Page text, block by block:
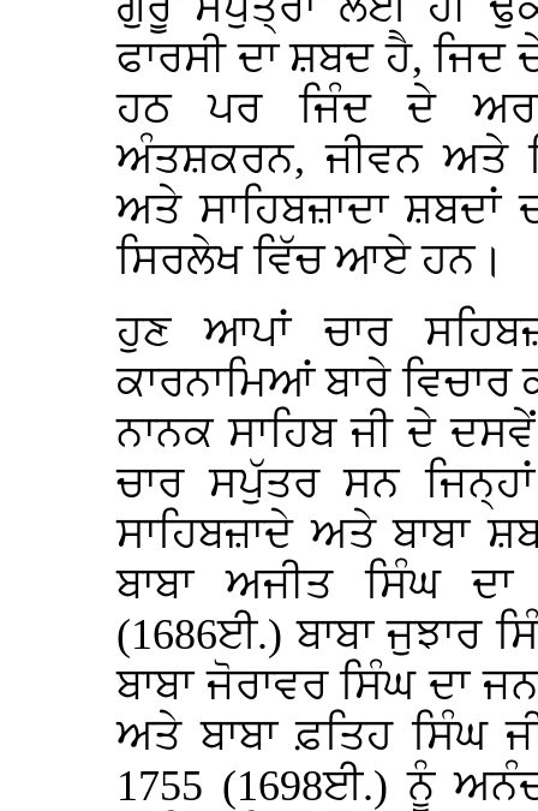
ਫਾਰਸੀ ਦਾ ਸ਼ਬਦ ਹੈ,
ਹਠ ਪਰ ਜਿੰਦ ਦੇ ਅਰਥ
ਅੰਤਸ਼ਕਰਨ, ਜੀਵਨ ਅਤੇ
ਅਤੇ ਸਾਹਿਬਜ਼ਾਦਾ
ਸਿਰਲੇਖ ਵਿੱਚ ਆਏ ਹਨ।
ਹੁਣ ਆਪਾਂ ਚਾਰ
ਕਾਰਨਾਮਿਆਂ ਬਾਰੇ
ਨਾਨਕ ਸਾਹਿਬ ਜੀ ਦੇ
ਚਾਰ ਸਪੁੱਤਰ ਸਨ
ਸਾਹਿਬਜ਼ਾਦੇ ਅਤੇ ਬਾਬਾ
ਬਾਬਾ ਅਜੀਤ ਸਿੰਘ
(1686ਈ.) ਬਾਬਾ ਜੁਝਾਰ
ਬਾਬਾ ਜੋਰਾਵਰ ਸਿੰਘ ਦਾ
ਅਤੇ ਬਾਬਾ ਫ਼ਤਿਹ ਸਿੰਘ
1755 (1698ਈ.) ਨੂੰ